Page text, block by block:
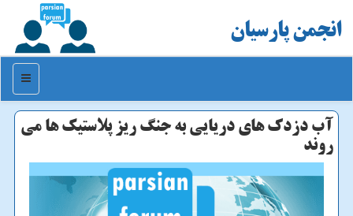
انجمن پارسیان
منو
آب دزدك های دریایی به جنگ ریز پلاستیك ها می
روند